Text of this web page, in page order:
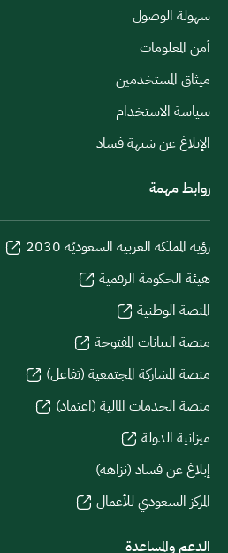
سهولة الوصول
أمن المعلومات
ميثاق المستخدمين
سياسة الاستخدام
الإبلاغ عن شبهة فساد
روابط مهمة
رؤية المملكة العربية السعوديّة 2030
هيئة الحكومة الرقمية
المنصة الوطنية
منصة البيانات المفتوحة
منصة المشاركة المجتمعية (تفاعل)
منصة الخدمات المالية (اعتماد)
ميزانية الدولة
إبلاغ عن فساد (نزاهة)
المركز السعودي للأعمال
الدعم والمساعدة